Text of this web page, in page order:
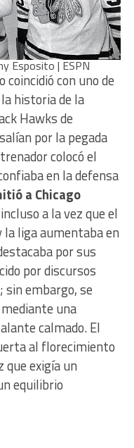
Esposito | ESPN
coincidió con uno de
historia de la
Hawks de
por la pegada
colocó el
en la defensa
a Chicago
incluso a la vez que el
la liga aumentaba en
por sus
por discursos
embargo, se
una
calmado. El
al florecimiento
exigía un
equilibrio